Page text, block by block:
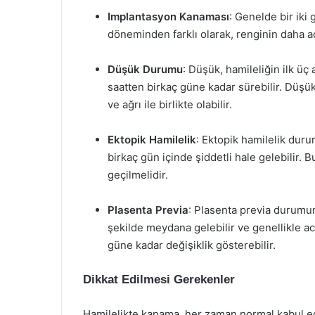
Implantasyon Kanaması: Genelde bir iki
döneminden farklı olarak, renginin daha
Düşük Durumu: Düşük, hamileliğin ilk üç
saatten birkaç güne kadar sürebilir.
ve ağrı ile birlikte olabilir.
Ektopik Hamilelik: Ektopik hamilelik
birkaç gün içinde şiddetli hale gelebilir.
geçilmelidir.
Plasenta Previa: Plasenta previa
şekilde meydana gelebilir ve genellikle
güne kadar değişiklik gösterebilir.
Dikkat Edilmesi Gerekenler